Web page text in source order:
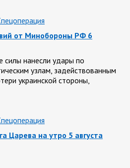
от Минобороны РФ 6
силы нанесли удары по
узлам, задействованным
украинской стороны,
Царева на утро 5 августа